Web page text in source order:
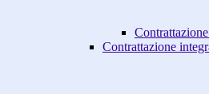
Contrattazione